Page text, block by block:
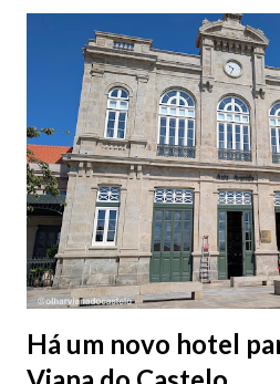
Há um novo hotel